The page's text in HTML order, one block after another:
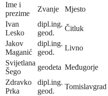
Ime i
prezime
Zvanje Mjesto
Ivan
Lesko
dipl.ing.
geod.
Čitluk
Jakov
Maganić
dipl.ing.
geod.
Livno
Svijetlana
Šego
geodeta Međugorje
Zdravko
Prka
dipl.ing.
geod.
Tomislavgrad